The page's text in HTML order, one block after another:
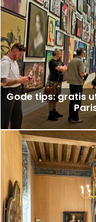
Gode tips: gratis